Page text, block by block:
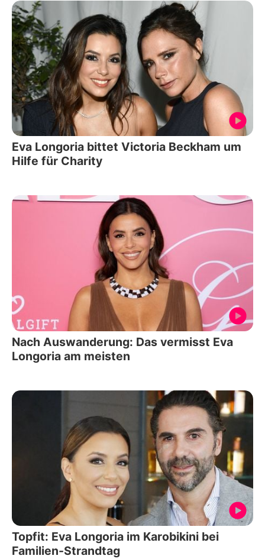
Eva Longoria bittet Victoria Beckham um
Hilfe für Charity
Nach Auswanderung: Das vermisst Eva
Longoria am meisten
Topfit: Eva Longoria im Karobikini bei
Familien-Strandtag